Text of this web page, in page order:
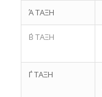
Ά ΤΑΞΗ
΄Β ΤΑΞΗ
΄Γ ΤΑΞΗ